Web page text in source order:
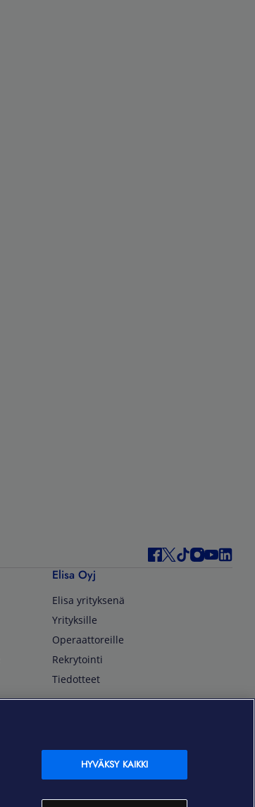
Elisa Oyj
Elisa yrityksenä
Yrityksille
Operaattoreille
Rekrytointi
Tiedotteet
OmaElisa Self Service
Moving to Finland
Elisa Corporation
HYVÄKSY KAIKKI